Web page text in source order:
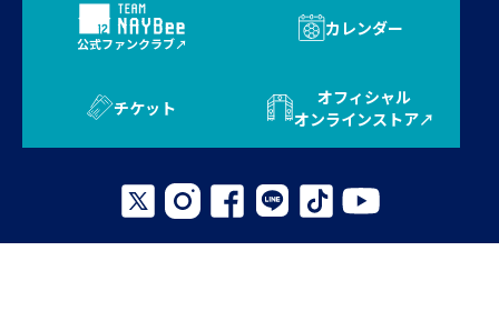
公式ファンクラブ
カレンダー
チケット
オフィシャル
オンラインストア